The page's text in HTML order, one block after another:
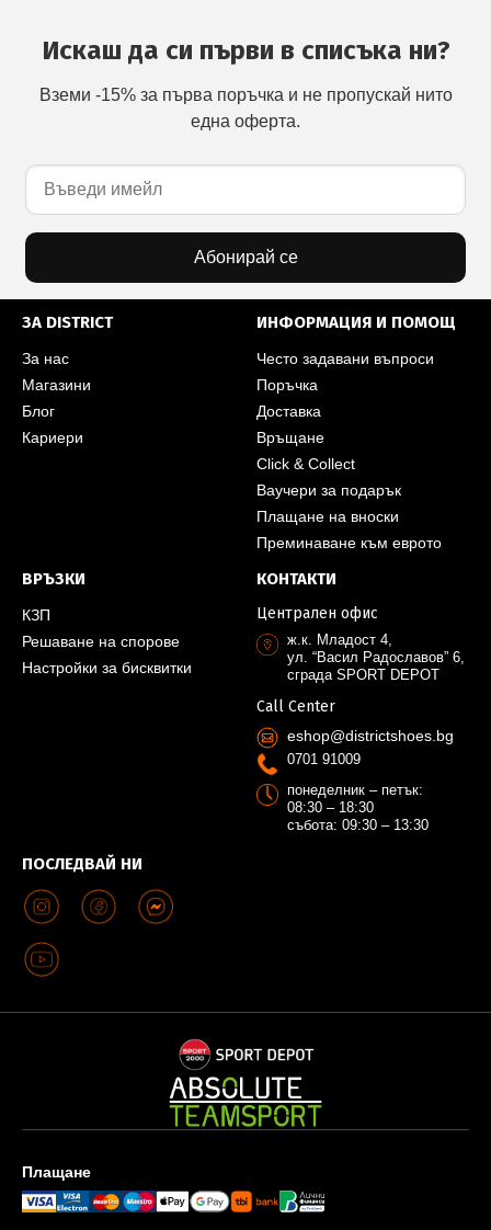
Искаш да си първи в списъка ни?
Вземи -15% за първа поръчка и не пропускай нито
една оферта.
Абонирай се
ЗА DISTRICT
За нас
Магазини
Блог
Кариери
ИНФОРМАЦИЯ И ПОМОЩ
Често задавани въпроси
Поръчка
Доставка
Връщане
Click & Collect
Ваучери за подарък
Плащане на вноски
Преминаване към еврото
ВРЪЗКИ
КЗП
Решаване на спорове
Настройки за бисквитки
ПОСЛЕДВАЙ НИ
КОНТАКТИ
Централен офис
ж.к. Младост 4,
ул. “Васил Радославов” 6,
сграда SPORT DEPOT
Call Center
eshop@districtshoes.bg
0701 91009
понеделник – петък:
08:30 – 18:30
събота: 09:30 – 13:30
Плащане